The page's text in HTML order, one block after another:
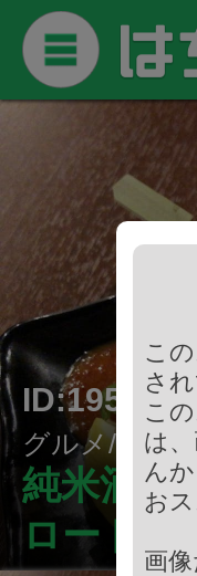
ID:195379
グルメ/焼鳥
純米酒と
ロード-
こ
さ
こ
は
んか
お
画